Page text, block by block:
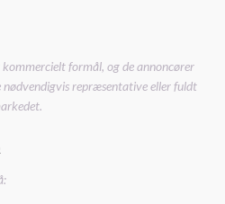
formål, og de annoncører
nødvendigvis repræsentative eller fuldt